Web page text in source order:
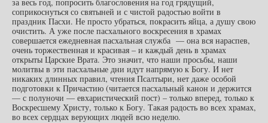
соприкоснуться со святыней и с чистой радостью войти в
праздник Пасхи. Не просто убраться, покрасить яйца, а душу свою
очистить. А уже после пасхального воскресения в храмах
совершается ежедневная пасхальная служба — она вся нараспев,
очень торжественная и красивая – и каждый день в храмах
открыты Царские Врата. Это значит, что наши просьбы, наши
молитвы в эти пасхальные дни идут напрямую к Богу. И нет
никаких длинных правил, чтения Псалтыри, нет даже особой
подготовки к Причастию (читается пасхальный канон и держится
— с полуночи — евхаристический пост) – только вперед, только к
Воскресшему Христу, только к Богу. Такая радость во всех храмах,
во всех сердцах верующих людей всю неделю.